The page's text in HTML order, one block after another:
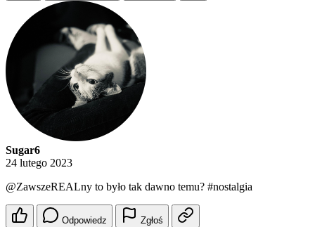
Sugar6
24 lutego 2023
@ZawszeREALny to było tak dawno temu? #nostalgia
Odpowiedz Zgłoś